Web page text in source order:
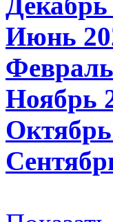
Июнь
Ноябрь